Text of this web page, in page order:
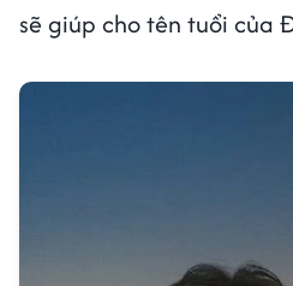
sẽ giúp cho tên tuổi của